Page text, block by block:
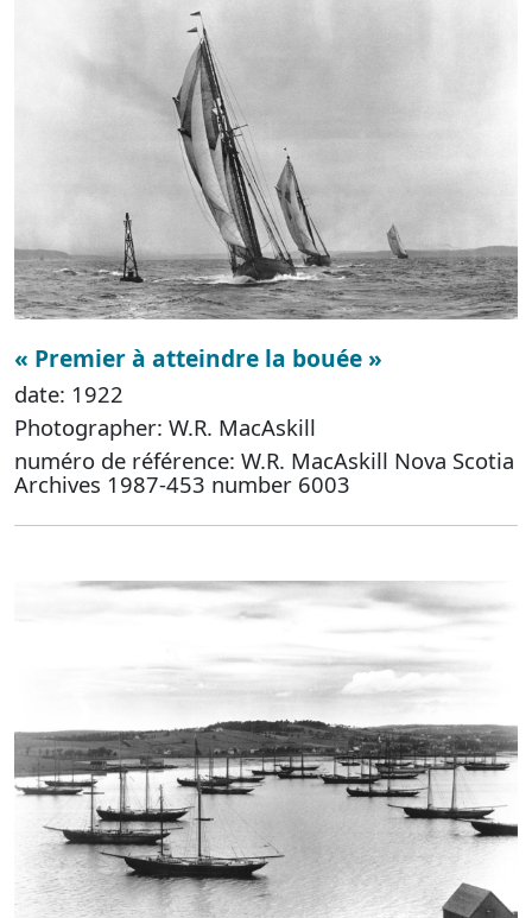
« Premier à atteindre la bouée »
date: 1922
Photographer: W.R. MacAskill
numéro de référence: W.R. MacAskill Nova Scotia
Archives 1987-453 number 6003